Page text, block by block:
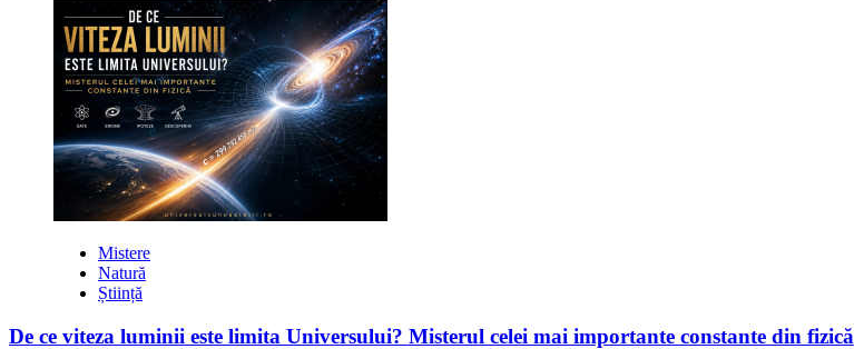
Mistere
Natură
Știință
De ce viteza luminii este limita Universului? Misterul celei mai importante constante din fizică